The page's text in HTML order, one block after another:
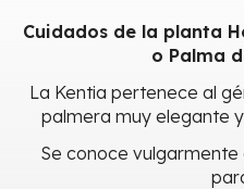
Cuidados de la planta
o Palma
La Kentia pertenece al
palmera muy elegante
Se conoce